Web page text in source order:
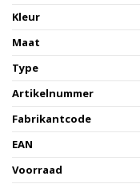
Kleur
Maat
Type
Artikelnummer
Fabrikantcode
EAN
Voorraad